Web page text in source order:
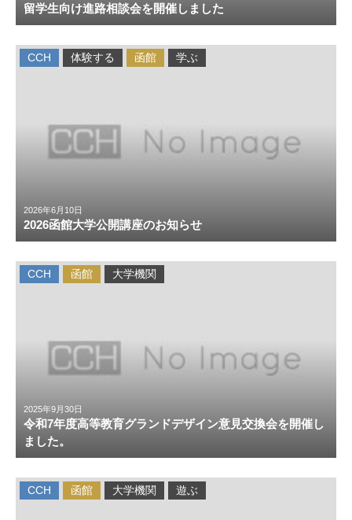
留学生向け進路相談会を開催しました
2026年6月10日
2026函館大学公開講座のお知らせ
CCH 体験する 函館 学ぶ
2025年9月30日
令和7年度高等教育グランドデザイン意見交換会を開催し
ました。
CCH 函館 大学機関
CCH 函館 大学機関 遊ぶ